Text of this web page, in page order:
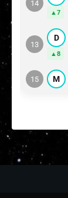
14
7
13
D
8
15 M